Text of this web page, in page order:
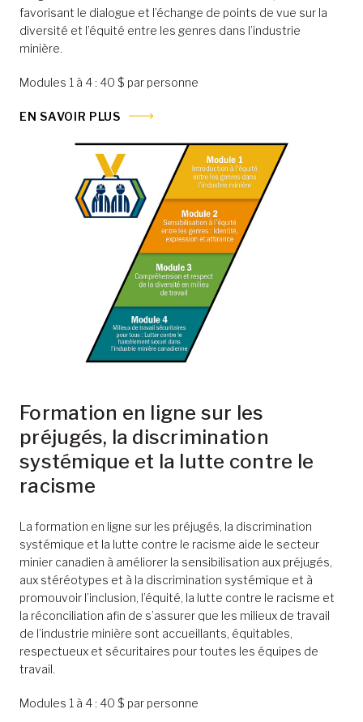
favorisant le dialogue et l’échange de points de vue sur la
diversité et l’équité entre les genres dans l’industrie
minière.
Modules 1 à 4 : 40 $ par personne
EN SAVOIR PLUS
Formation en ligne sur les
préjugés, la discrimination
systémique et la lutte contre le
racisme
La formation en ligne sur les préjugés, la discrimination
systémique et la lutte contre le racisme aide le secteur
minier canadien à améliorer la sensibilisation aux préjugés,
aux stéréotypes et à la discrimination systémique et à
promouvoir l’inclusion, l’équité, la lutte contre le racisme et
la réconciliation afin de s’assurer que les milieux de travail
de l’industrie minière sont accueillants, équitables,
respectueux et sécuritaires pour toutes les équipes de
travail.
Modules 1 à 4 : 40 $ par personne